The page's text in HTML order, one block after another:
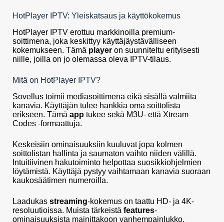
HotPlayer IPTV: Yleiskatsaus ja käyttökokemus
HotPlayer IPTV erottuu markkinoilla premium-
soittimena, joka keskittyy käyttäjäystävälliseen
kokemukseen. Tämä player on suunniteltu erityisesti
niille, joilla on jo olemassa oleva IPTV-tilaus.
Mitä on HotPlayer IPTV?
Sovellus toimii mediasoittimena eikä sisällä valmiita
kanavia. Käyttäjän tulee hankkia oma soittolista
erikseen. Tämä app tukee sekä M3U- että Xtream
Codes -formaattuja.
Keskeisiin ominaisuuksiin kuuluvat jopa kolmen
soittolistan hallinta ja saumaton vaihto niiden välillä.
Intuitiivinen hakutoiminto helpottaa suosikkiohjelmien
löytämistä. Käyttäjä pystyy vaihtamaan kanavia suoraan
kaukosäätimen numeroilla.
Laadukas streaming-kokemus on taattu HD- ja 4K-
resoluutioissa. Muista tärkeistä features-
ominaisuuksista mainittakoon vanhempainlukko,